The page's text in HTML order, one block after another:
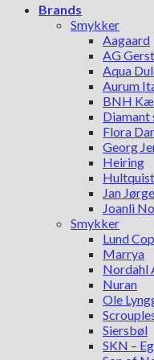
Brands
Smykker
Aagaard
AG
Aqua
Aurum
BNH
Diamant
Flora
Georg
Heiring
Hultquist
Jan
Joanli
Smykker
Lund
Marrya
Nordahl
Nuran
Ole
Siersbøl
SKN –